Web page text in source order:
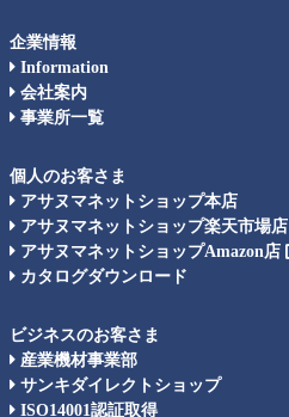
企業情報
Information
会社案内
事業所一覧
個人のお客さま
アサヌマネットショップ本店
アサヌマネットショップ楽天市場店
アサヌマネットショップAmazon店
カタログダウンロード
ビジネスのお客さま
産業機材事業部
サンキダイレクトショップ
ISO14001認証取得